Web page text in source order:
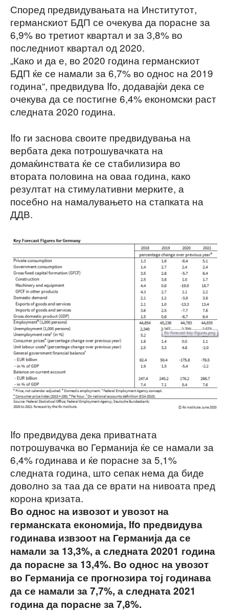
Според предвидувањата на Институтот,
германскиот БДП се очекува да порасне за
6,9% во третиот квартал и за 3,8% во
последниот квартал од 2020.
„Како и да е, во 2020 година германскиот
БДП ќе се намали за 6,7% во однос на 2019
година“, предвидува Ifo, додавајќи дека се
очекува да се постигне 6,4% економски раст
следната 2020 година.
Ifo ги заснова своите предвидувања на
вербата дека потрошувачката на
домаќинствата ќе се стабилизира во
втората половина на оваа година, како
резултат на стимулативни мерките, а
посебно на намалувањето на стапката на
ДДВ.
Ifo предвидува дека приватната
потрошувачка во Германија ќе се намали за
6,4% годинава и ќе порасне за 5,1%
следната година, што сепак нема да биде
доволно за таа да се врати на нивоата пред
корона кризата.
Во однос на извозот и увозот на
германската економија, Ifo предвидува
годинава извзоот на Германија да се
намали за 13,3%, а следната 20201 година
да порасне за 13,4%. Во однос на увозот
во Германија се прогнозира тој годинава
да се намали за 7,7%, а следната 2021
година да порасне за 7,8%.